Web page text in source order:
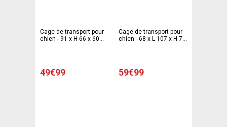
Cage de transport pour
chien - 91 x H 66 x 60
49€99
Cage de transport pour
chien - 68 x L 107 x H 77
59€99